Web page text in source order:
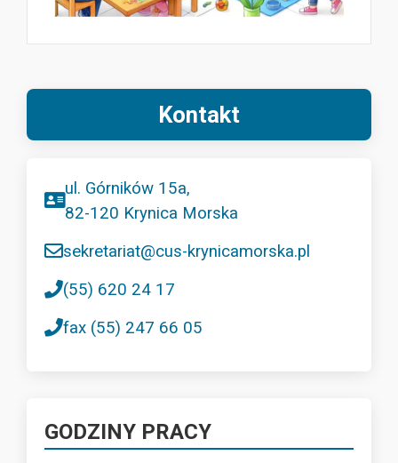
Kontakt
ul. Górników 15a,
82-120 Krynica Morska
sekretariat@cus-krynicamorska.pl
(55) 620 24 17
fax (55) 247 66 05
GODZINY PRACY